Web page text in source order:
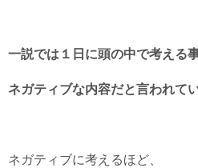
一説では１日に頭の中で考える
ネガティブな内容だと言われてい
ネガティブに考えるほど、